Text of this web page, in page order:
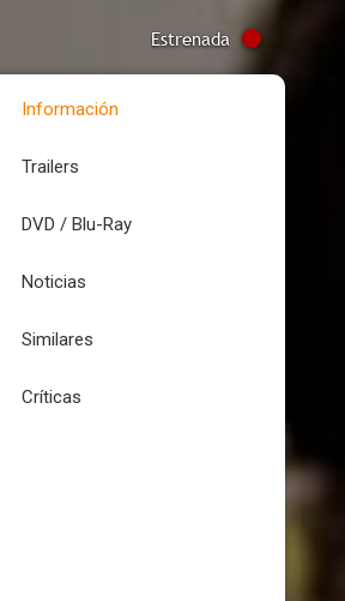
Estrenada
Información
Trailers
DVD / Blu-Ray
Noticias
Similares
Críticas